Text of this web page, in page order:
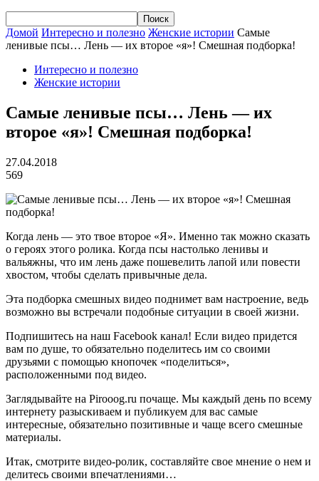
Домой Интересно и полезно Женские истории Самые
ленивые псы… Лень — их второе «я»! Смешная подборка!
Интересно и полезно
Женские истории
Самые ленивые псы… Лень — их
второе «я»! Смешная подборка!
27.04.2018
569
Когда лень — это твое второе «Я». Именно так можно сказать
о героях этого ролика. Когда псы настолько ленивы и
вальяжны, что им лень даже пошевелить лапой или повести
хвостом, чтобы сделать привычные дела.
Эта подборка смешных видео поднимет вам настроение, ведь
возможно вы встречали подобные ситуации в своей жизни.
Подпишитесь на наш Facebook канал! Если видео придется
вам по душе, то обязательно поделитесь им со своими
друзьями с помощью кнопочек «поделиться»,
расположенными под видео.
Заглядывайте на Pirooog.ru почаще. Мы каждый день по всему
интернету разыскиваем и публикуем для вас самые
интересные, обязательно позитивные и чаще всего смешные
материалы.
Итак, смотрите видео-ролик, составляйте свое мнение о нем и
делитесь своими впечатлениями…